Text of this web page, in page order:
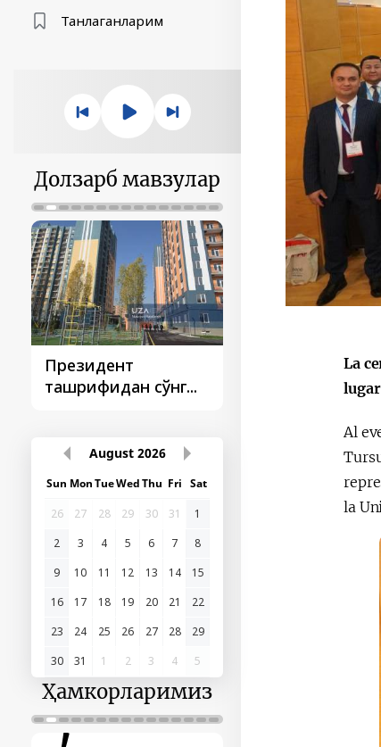
Танлаганларим
Долзарб мавзулар
Президент
ташрифидан сўнг...
ташрифлари
August 2026
Sun MonTueWedThu Fri Sat
26
27 28 29 30 31
1
2
3 4 5 6 7
8
9
10 11 12 13 14
15
16
17 18 19 20 21
22
23
24 25 26 27 28
29
30
31 1 2 3 4 5
Ҳамкорларимиз
La
Al
la